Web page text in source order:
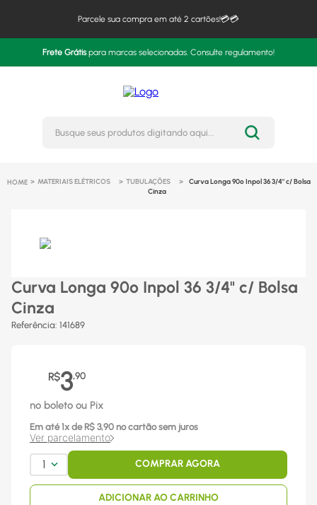
Parcele sua compra em até 2 cartões!💳💳
Frete Grátispara marcas selecionadas. Consulte regulamento!
Busque seus produtos
MATERIAIS ELÉTRICOS TUBULAÇÕES
Curva Longa 90º Inpol 36 3/4" c/ Bolsa
Cinza
Curva Longa 90º Inpol 36 3/4" c/ Bolsa
Cinza
Referência: 141689
R$3,90
no boleto ou Pix
Em até 1x de R$ 3,90 no cartão sem juros
Ver parcelamento
1 COMPRAR AGORA
ADICIONAR AO CARRINHO